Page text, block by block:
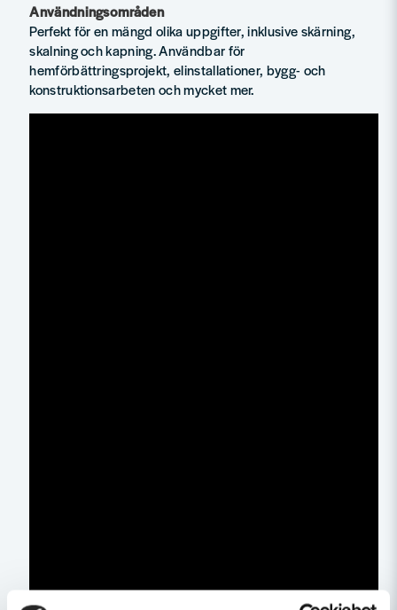
Användningsområden
Perfekt för en mängd olika uppgifter, inklusive skärning,
skalning och kapning. Användbar för
hemförbättringsprojekt, elinstallationer, bygg- och
konstruktionsarbeten och mycket mer.